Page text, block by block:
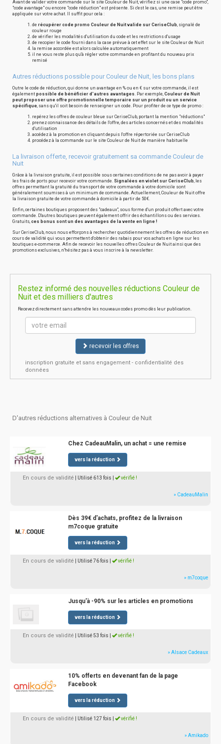
Avant de valider votre commande sur le site Couleur de Nuit, vérifiez si une case "code promo",
"code avantage" ou encore "code réduction" est présente. Si c'est le cas, une remise peut être
appliquée sur votre achat. Il suffit pour cela :
de récupérer code promo Couleur de Nuit valide sur CeriseClub, signalé de
couleur rouge
de vérifier les modalités d'utilisation du code et les restrictions d'usage
de recopier le code fourni dans la case prévue à cet effet sur le site Couleur de Nuit
la remise accordée est alors calculée automatiquement
il ne vous reste plus qu'à régler votre commande en profitant du nouveau prix
remisé
Autres réductions possible pour Couleur de Nuit, les bons plans
Outre le code de réduction, qui donne un avantage en % ou en € sur votre commande, il est
également possible de bénéficier d'autres avantages. Par exemple, Couleur de Nuit
peut proposer une offre promotionnelle temporaire sur un produit ou un service
spécifique, sans qu'il soit besoin de renseigner un code. Pour profiter de ce type de promo :
repérez les offres de couleur bleue sur CeriseClub, portant la mention "réductions"
prenez connaissance des détails de l'offre, des articles concernés et des modalités
d'utilisation
accédez à la promotion en cliquant depuis l'offre répertoriée sur CeriseClub
procédez à la commande sur le site Couleur de Nuit de manière habituelle
La livraison offerte, recevoir gratuitement sa commande Couleur de
Nuit
Grâce à la livraison gratuite, il est possible sous certaines conditions de ne pas avoir à payer
les frais de ports pour recevoir votre commande. Signalées en violet sur CeriseClub, les
offres permettant la gratuité du transport de votre commande à votre domicile sont
généralement soumises à un minimum de commande. Actuellement, Couleur de Nuit offre
la livraison gratuite de votre commande à domicile à partir de 50€.
Enfin, certaines boutiques proposent des "cadeaux", sous forme d'un produit offert avec votre
commande. D'autres boutiques peuvent également offrir des échantillons ou des services.
Gratuits, ces bonus sont un des avantages de la vente en ligne !
Sur CeriseClub, nous nous efforçons à rechercher quotidiennement les offres de réduction en
cours de validité qui vous permettent d'obtenir des rabais pour vos achats en ligne sur les
boutiques e-commerce. Afin de recevoir les nouvelles offres Couleur de Nuit ainsi que des
promotions exclusives, n'hésitez pas à vous inscrire à la newsletter.
Restez informé des nouvelles réductions Couleur de
Nuit et des milliers d'autres
Recevez directement sans attendre les nouveaux codes promo dès leur publication.
recevoir les offres
inscription gratuite et sans engagement - confidentialité des
données
D'autres réductions alternatives à Couleur de Nuit
Chez CadeauMalin, un achat = une remise
vers la réduction
En cours de validité | Utilisé 613 fois vérifié !
» CadeauMalin
Dès 39€ d'achats, profitez de la livraison
m7coque gratuite
vers la réduction
En cours de validité | Utilisé 76 fois vérifié !
» m7coque
Jusqu'à -90% sur les articles en promotions
vers la réduction
En cours de validité | Utilisé 53 fois vérifié !
» Alsace Cadeaux
10% offerts en devenant fan de la page
Facebook
vers la réduction
En cours de validité | Utilisé 127 fois vérifié !
» Amikado